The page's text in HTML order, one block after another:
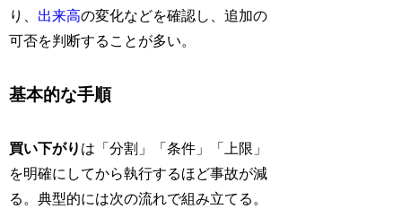
り、 出来高の変化などを確認し、追加の
可否を判断することが多い。
基本的な手順
買い下がり は「分割」「条件」「上限」
を明確にしてから執行するほど事故が減
る。典型的には次の流れで組み立てる。